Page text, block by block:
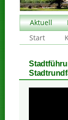
Aktuell
Start